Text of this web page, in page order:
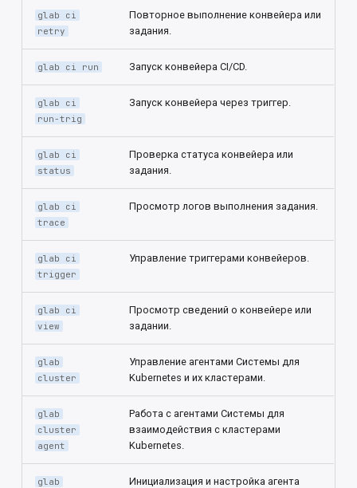
glab ci
retry
Повторное выполнение конвейера или
задания.
glab ci run Запуск конвейера CI/CD.
glab ci
run-trig
Запуск конвейера через триггер.
glab ci
status
Проверка статуса конвейера или
задания.
glab ci
trace
Просмотр логов выполнения задания.
glab ci
trigger
Управление триггерами конвейеров.
glab ci
view
Просмотр сведений о конвейере или
задании.
glab
cluster
Управление агентами Системы для
Kubernetes и их кластерами.
glab
cluster
agent
Работа с агентами Системы для
взаимодействия с кластерами
Kubernetes.
glab
Инициализация и настройка агента